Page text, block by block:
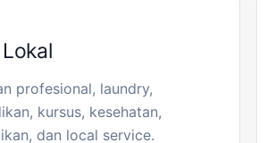
profesional, laundry,
kursus, kesehatan,
dan local service.